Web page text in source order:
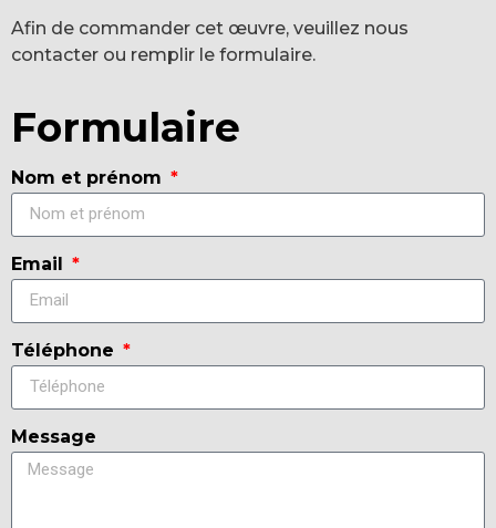
Afin de commander cet œuvre, veuillez nous
contacter ou remplir le formulaire.
Formulaire
Nom et prénom
Email
Téléphone
Message